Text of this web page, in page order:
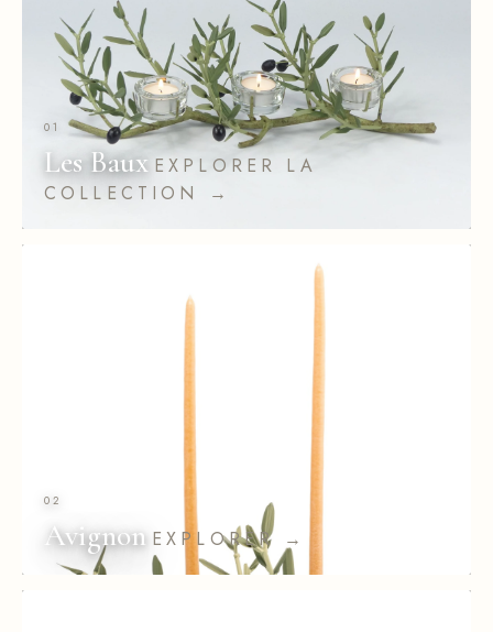
01
Les Baux EXPLORER LA
COLLECTION →
02
Avignon EXPLORER →